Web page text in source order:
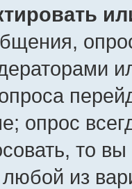
опрос
то
любой из